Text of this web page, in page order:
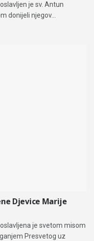
je sv. Antun
donijeli njegov...
Djevice Marije
je svetom misom
Presvetog uz